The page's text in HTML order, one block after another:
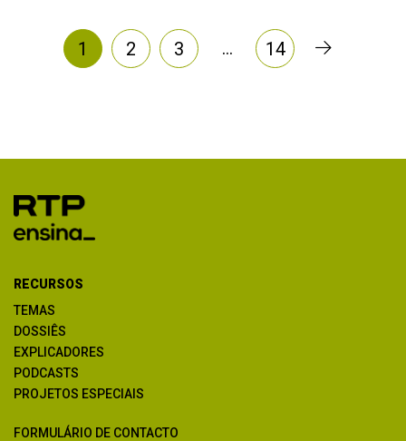
1 2 3 … 14
RECURSOS
TEMAS
DOSSIÊS
EXPLICADORES
PODCASTS
PROJETOS ESPECIAIS
FORMULÁRIO DE CONTACTO